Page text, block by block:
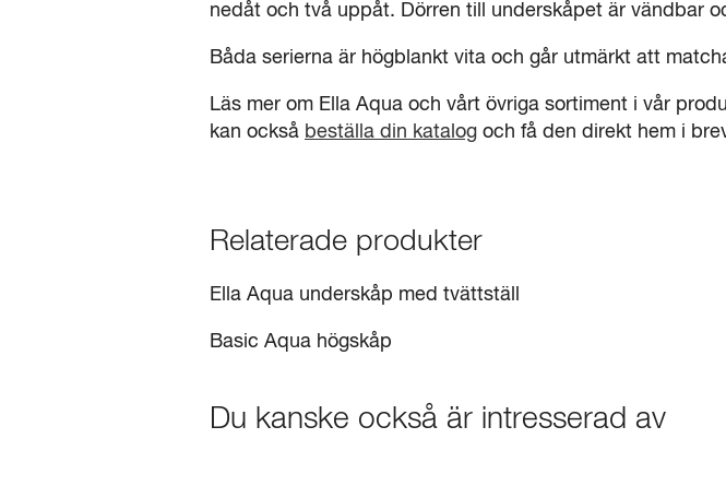
nedåt och två uppåt. Dörren till underskåpet är vändbar
Båda serierna är högblankt vita och går utmärkt att
Läs mer om Ella Aqua och vårt övriga sortiment i vår
kan också beställa din katalog och få den direkt hem i
Relaterade produkter
Ella Aqua underskåp med tvättställ
Basic Aqua högskåp
Du kanske också är intresserad av